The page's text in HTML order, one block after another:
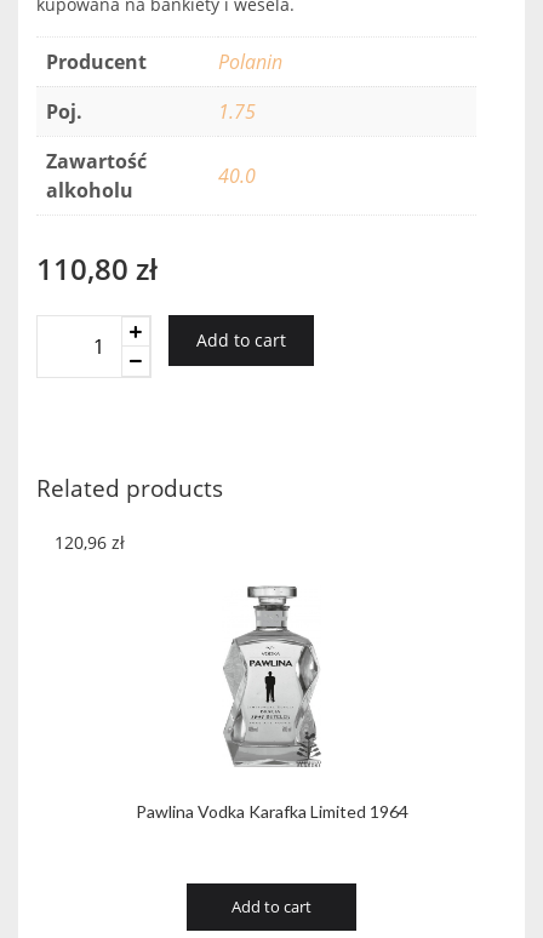
Producent
Polanin
Poj.
1.75
Zawartość
alkoholu
40.0
110,80 zł
Add to cart
Related products
Pawlina Vodka Karafka Limited 1964
120,96 zł
Add to cart